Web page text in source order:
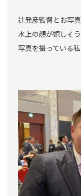
辻発彦監督とお写
水上の顔が嬉しそ
写真を撮っている